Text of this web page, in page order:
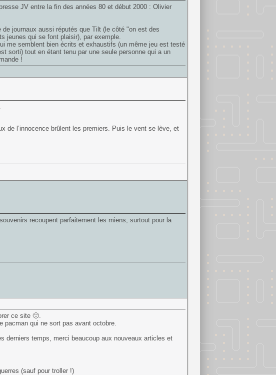
JV entre la fin des années 80 et début 2000 : Olivier
journaux aussi réputés que Tilt (le côté "on est des
jeunes qui se font plaisir), par exemple.
me semblent bien écrits et exhaustifs (un même jeu est testé
sorti) tout en étant tenu par une seule personne qui a un
!
de l’innocence brûlent les premiers. Puis le vent se lève, et
recoupent parfaitement les miens, surtout pour la
ce site 🙂.
pacman qui ne sort pas avant octobre.
derniers temps, merci beaucoup aux nouveaux articles et
(sauf pour troller !)